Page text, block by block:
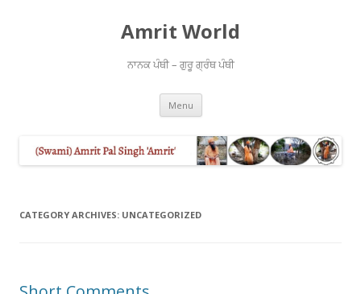
Amrit World
ਨਾਨਕ ਪੰਥੀ – ਗੁਰੂ ਗ੍ਰੰਥ ਪੰਥੀ
Menu Skip
content
CATEGORY ARCHIVES: UNCATEGORIZED